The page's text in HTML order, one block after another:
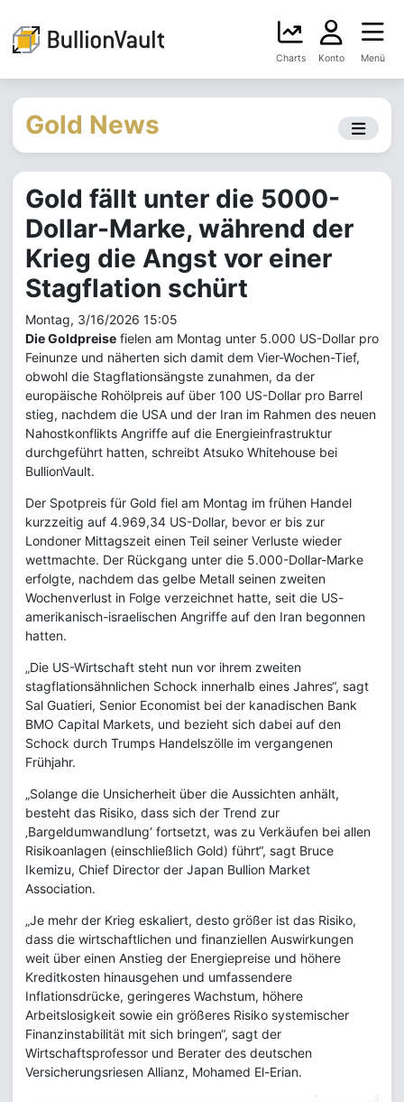
Charts Konto Menü
Gold News
Gold fällt unter die 5000-
Dollar-Marke, während der
Krieg die Angst vor einer
Stagflation schürt
Montag, 3/16/2026 15:05
Die Goldpreise fielen am Montag unter 5.000 US-Dollar pro
Feinunze und näherten sich damit dem Vier-Wochen-Tief,
obwohl die Stagflationsängste zunahmen, da der
europäische Rohölpreis auf über 100 US-Dollar pro Barrel
stieg, nachdem die USA und der Iran im Rahmen des neuen
Nahostkonflikts Angriffe auf die Energieinfrastruktur
durchgeführt hatten, schreibt Atsuko Whitehouse bei
BullionVault.
Der Spotpreis für Gold fiel am Montag im frühen Handel
kurzzeitig auf 4.969,34 US-Dollar, bevor er bis zur
Londoner Mittagszeit einen Teil seiner Verluste wieder
wettmachte. Der Rückgang unter die 5.000-Dollar-Marke
erfolgte, nachdem das gelbe Metall seinen zweiten
Wochenverlust in Folge verzeichnet hatte, seit die US-
amerikanisch-israelischen Angriffe auf den Iran begonnen
hatten.
„Die US-Wirtschaft steht nun vor ihrem zweiten
stagflationsähnlichen Schock innerhalb eines Jahres“, sagt
Sal Guatieri, Senior Economist bei der kanadischen Bank
BMO Capital Markets, und bezieht sich dabei auf den
Schock durch Trumps Handelszölle im vergangenen
Frühjahr.
„Solange die Unsicherheit über die Aussichten anhält,
besteht das Risiko, dass sich der Trend zur
‚Bargeldumwandlung‘ fortsetzt, was zu Verkäufen bei allen
Risikoanlagen (einschließlich Gold) führt“, sagt Bruce
Ikemizu, Chief Director der Japan Bullion Market
Association.
„Je mehr der Krieg eskaliert, desto größer ist das Risiko,
dass die wirtschaftlichen und finanziellen Auswirkungen
weit über einen Anstieg der Energiepreise und höhere
Kreditkosten hinausgehen und umfassendere
Inflationsdrücke, geringeres Wachstum, höhere
Arbeitslosigkeit sowie ein größeres Risiko systemischer
Finanzinstabilität mit sich bringen“, sagt der
Wirtschaftsprofessor und Berater des deutschen
Versicherungsriesen Allianz, Mohamed El-Erian.